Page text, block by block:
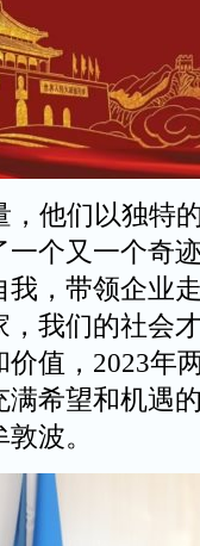
他们以独特
个又一个奇
，带领企业
我们的社会
值，2023年
希望和机遇
波。